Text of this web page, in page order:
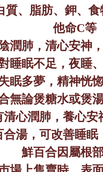
質、脂肪、鉀、
他命C等
潤肺，清心安神
睡眠不足，夜睡
眠多夢，精神恍惚
無論煲糖水或煲
清心潤肺 ， 養心安
合湯，可改善睡眠
鮮百合因屬根